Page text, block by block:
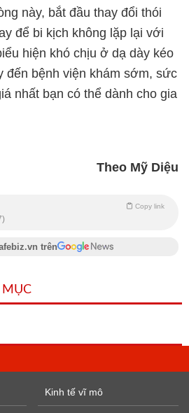
này, bắt đầu thay đổi thói
để bi kịch không lặp lại với
hiện khó chịu ở dạ dày kéo
đến bệnh viện khám sớm, sức
nhất bạn có thể dành cho gia
Theo Mỹ Diệu
Copy link
trên
MỤC
Kinh tế vĩ mô